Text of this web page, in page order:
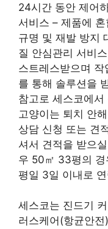
24시간 동안 제어
서비스 – 제품에
규명 및 재발 방지
질 안심관리 서비
스트레스받으며
를 통해 솔루션을
참고로 세스코에
고양이는 퇴치 안
상담 신청 또는 견
셔서 견적을 받으
우 50㎡ 33평의 경
평일 3일 이내로
세스코는 진드기
러스케어(항균안